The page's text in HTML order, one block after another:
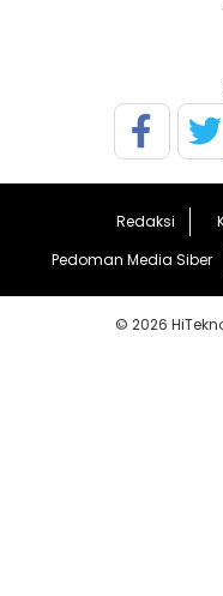
Redaksi
Pedoman Media Siber
© 2026